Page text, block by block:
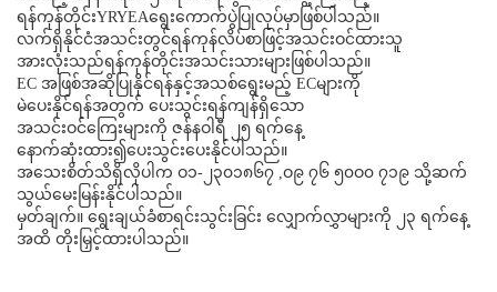
ရန်ကုန်တိုင်းYRYEAရွေးကောက်ပွဲပြုလုပ်မှာဖြစ်ပါသည်။
လက်ရှိနိုင်ငံအသင်းတွင်ရန်ကုန်လိပ်စာဖြင့်အသင်းဝင်ထားသူ
အားလုံးသည်ရန်ကုန်တိုင်းအသင်းသားများဖြစ်ပါသည်။
EC အဖြစ်အဆိုပြုနိုင်ရန်နှင့်အသစ်ရွေးမည့် ECများကို
မဲပေးနိုင်ရန်အတွက် ပေးသွင်းရန်ကျန်ရှိသော
အသင်းဝင်ကြေးများကို ဇန်နဝါရီ ၂၅ ရက်နေ့
နောက်ဆုံးထား၍ပေးသွင်းပေးနိုင်ပါသည်။
အသေးစိတ်သိရှိလိုပါက ဝ၁-၂၃၀၁၈၆၇ ,ဝ၉ ၇၆ ၅၀ဝ၀ ၇၁၉ သို့ဆက်
သွယ်မေးမြန်းနိုင်ပါသည်။
မှတ်ချက်။ ရွေးချယ်ခံစာရင်းသွင်းခြင်း လျှောက်လွှာများကို ၂၃ ရက်နေ့
အထိ တိုးမြှင့်ထားပါသည်။